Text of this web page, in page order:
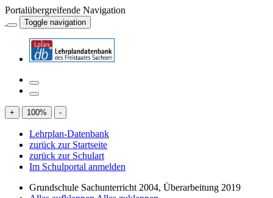
Portalübergreifende Navigation
Toggle navigation
+ 100% -
Lehrplan-Datenbank
zurück zur Startseite
zurück zur Schulart
Im Schulportal anmelden
Grundschule Sachunterricht 2004, Überarbeitung 2019